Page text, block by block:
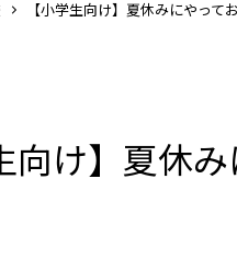
【小学生向け】夏休みにやって
向け】夏休